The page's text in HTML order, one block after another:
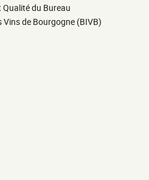
Qualité du Bureau
de Bourgogne (BIVB)